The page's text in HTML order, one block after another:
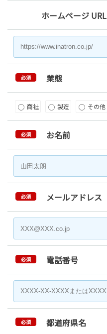
ホームページ URL
必須 業態
商社 製造 その他
必須 お名前
必須 メールアドレス
必須 電話番号
必須 都道府県名